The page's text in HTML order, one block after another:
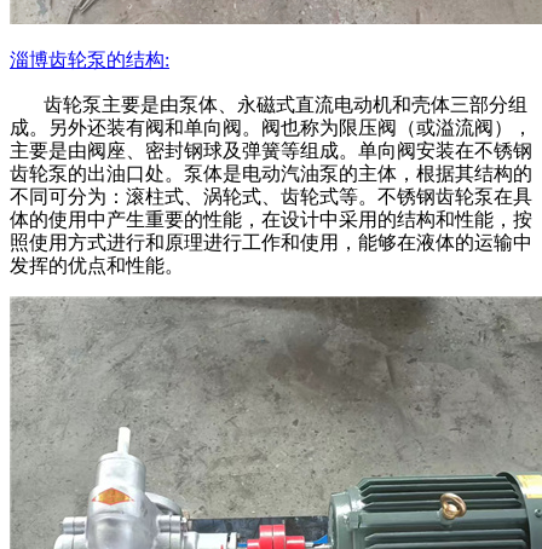
淄博齿轮泵的结构:
齿轮泵主要是由泵体、永磁式直流电动机和壳体三部分组
成。另外还装有阀和单向阀。阀也称为限压阀（或溢流阀），
主要是由阀座、密封钢球及弹簧等组成。单向阀安装在不锈钢
齿轮泵的出油口处。泵体是电动汽油泵的主体，根据其结构的
不同可分为：滚柱式、涡轮式、齿轮式等。不锈钢齿轮泵在具
体的使用中产生重要的性能，在设计中采用的结构和性能，按
照使用方式进行和原理进行工作和使用，能够在液体的运输中
发挥的优点和性能。